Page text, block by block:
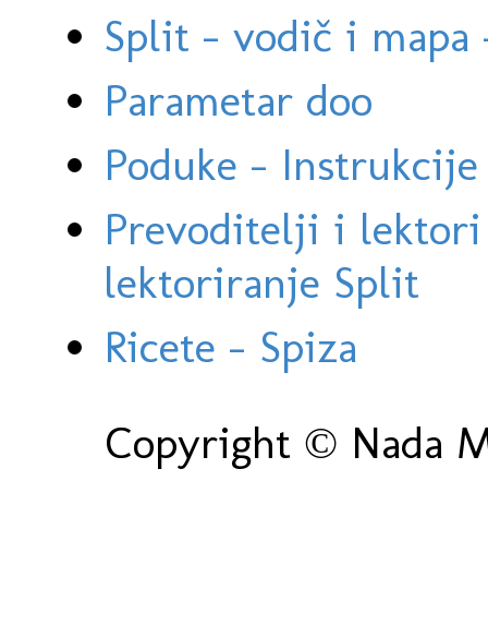
Split - vodič i
Parametar doo
Poduke -
Prevoditelji i
lektoriranje Split
Ricete - Spiza
Copyright © Nada